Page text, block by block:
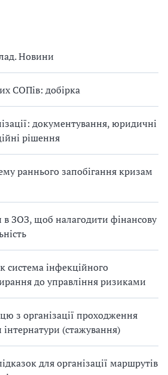
Новини
СОПів: добірка
документування, юридичні
рішення
раннього запобігання кризам
в ЗОЗ, щоб налагодити фінансову
система інфекційного
до управління ризиками
з організації проходження
(стажування)
для організації маршрутів